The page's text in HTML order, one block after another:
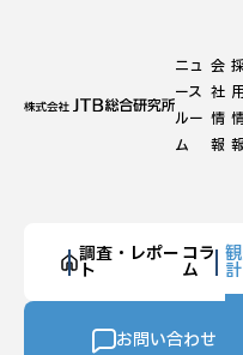
ニュ
ース
ルー
ム
会
社
情
報
調査・レポー
ト
コラ
ム 計
お問い合わせ